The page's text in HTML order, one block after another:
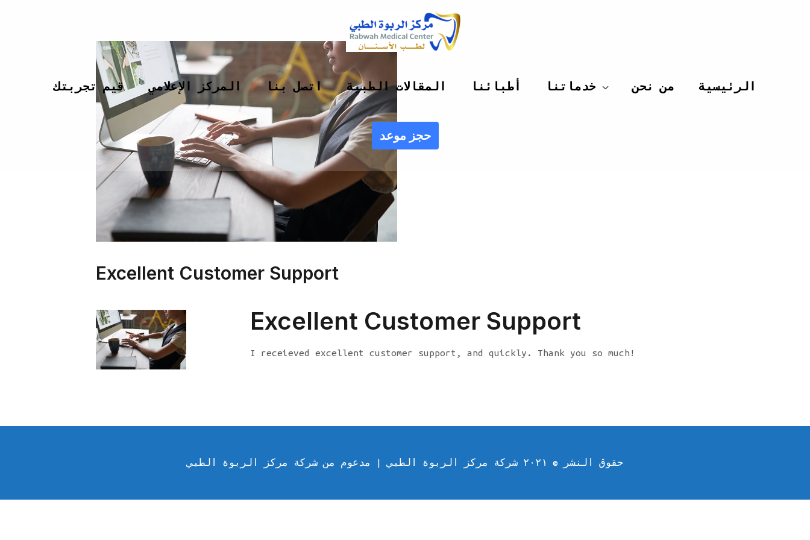
قيم تجربتك المركز الإعلامي اتصل بنا المقالات الطبية أطبائنا خدماتنا من نحن الرئيسية
حجز موعد
Excellent Customer Support
Excellent Customer Support
I receieved excellent customer support, and quickly. Thank you so much!
حقوق النشر © ٢٠٢١ شركة مركز الربوة الطبي | مدعوم من شركة مركز الربوة الطبي